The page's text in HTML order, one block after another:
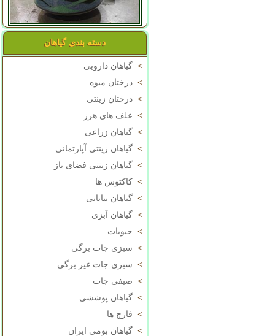
دسته بندی گیاهان
> گیاهان دارویی
> درختان میوه
> درختان زینتی
> علف های هرز
> گیاهان زراعی
> گیاهان زینتی آپارتمانی
> گیاهان زینتی فضای باز
> کاکتوس ها
> گیاهان بیابانی
> گیاهان آبزی
> حبوبات
> سبزی جات برگی
> سبزی جات غیر برگی
> صیفی جات
> گیاهان پوششی
> قارچ ها
> گیاهان بومی ایران